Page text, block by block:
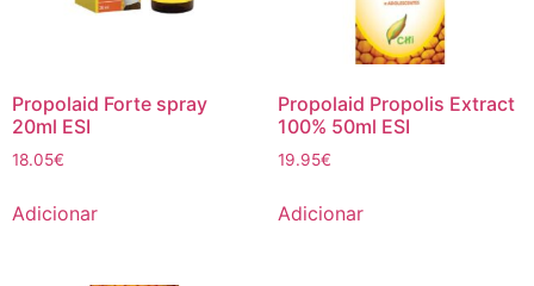
Propolaid Forte spray
20ml ESI
18.05€
Adicionar
Propolaid Propolis Extract
100% 50ml ESI
19.95€
Adicionar